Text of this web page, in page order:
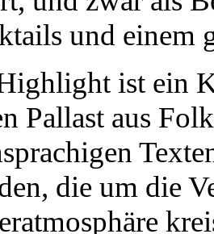
und einem
ist ein
Pallast aus
die um die